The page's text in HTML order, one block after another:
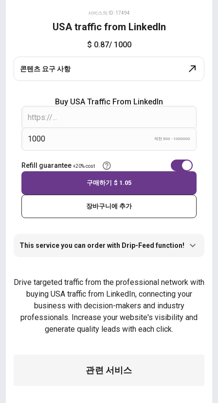
서비스의 ID: 17494
USA traffic from LinkedIn
$ 0.87/ 1000
콘텐츠 요구 사항
Buy USA Traffic From LinkedIn
제한 500 - 1000000
Refill guarantee +20% cost
장바구니에 추가
구매하기 $ 1.05
This service you can order with Drip-Feed function!
Drive targeted traffic from the professional network with
buying USA traffic from LinkedIn, connecting your
business with decision-makers and industry
professionals. Increase your website's visibility and
generate quality leads with each click.
관련 서비스